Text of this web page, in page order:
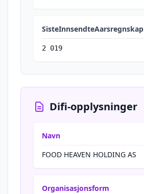
SisteInnsendteAarsregnskap
2 019
Difi-opplysninger
Navn
FOOD HEAVEN HOLDING AS
Organisasjonsform